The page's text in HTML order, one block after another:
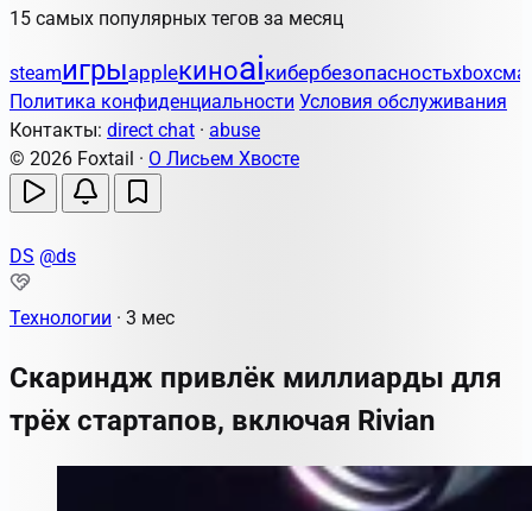
15 самых популярных тегов за месяц
steamигрыappleкиноaiкибербезопасностьxbox
Политика конфиденциальности Условия обслуживания
Контакты: direct chat · abuse
© 2026 Foxtail · О Лисьем Хвосте
DS @ds
Технологии · 3 мес
Скариндж привлёк миллиарды для
трёх стартапов, включая Rivian